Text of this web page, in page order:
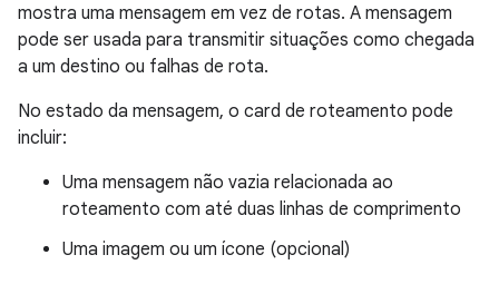
mostra uma mensagem em vez de rotas. A mensagem
pode ser usada para transmitir situações como chegada
a um destino ou falhas de rota.
No estado da mensagem, o card de roteamento pode
incluir:
Uma mensagem não vazia relacionada ao
roteamento com até duas linhas de comprimento
Uma imagem ou um ícone (opcional)